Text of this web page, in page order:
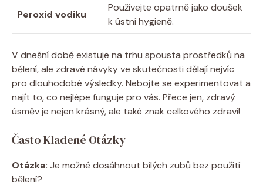
Peroxid vodíku
Používejte opatrně jako doušek
k ústní hygieně.
V dnešní době existuje na trhu spousta prostředků na
bělení, ale zdravé návyky ve skutečnosti dělají nejvíc
pro dlouhodobé výsledky. Nebojte se experimentovat a
najít to, co nejlépe funguje pro vás. Přece jen, zdravý
úsměv je nejen krásný, ale také znak celkového zdraví!
Často Kladené Otázky
Otázka: Je možné dosáhnout bílých zubů bez použití
bělení?